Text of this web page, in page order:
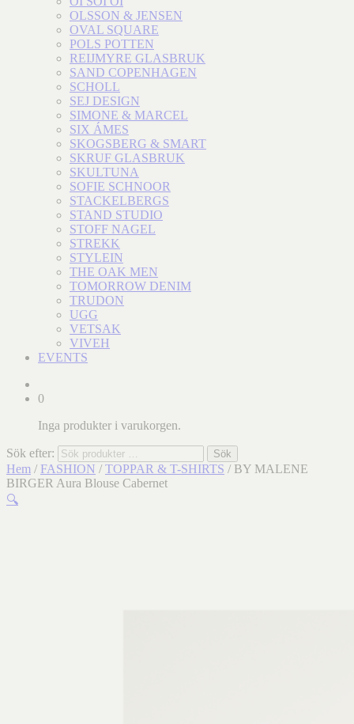
OLSSON & JENSEN
OVAL SQUARE
POLS POTTEN
REIJMYRE GLASBRUK
SAND COPENHAGEN
SCHOLL
SEJ DESIGN
SIMONE & MARCEL
SIX ÁMES
SKOGSBERG & SMART
SKRUF GLASBRUK
SKULTUNA
SOFIE SCHNOOR
STACKELBERGS
STAND STUDIO
STOFF NAGEL
STREKK
STYLEIN
THE OAK MEN
TOMORROW DENIM
TRUDON
UGG
VETSAK
VIVEH
EVENTS
0
Inga produkter i varukorgen.
Sök efter: Sök
Hem / FASHION / TOPPAR & T-SHIRTS / BY MALENE
BIRGER Aura Blouse Cabernet
🔍